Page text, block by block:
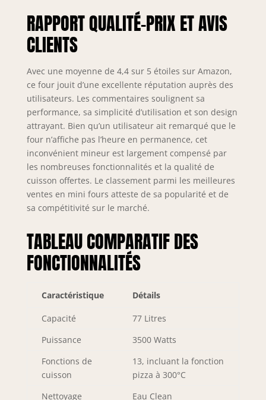
RAPPORT QUALITÉ-PRIX ET AVIS
CLIENTS
Avec une moyenne de 4,4 sur 5 étoiles sur Amazon,
ce four jouit d’une excellente réputation auprès des
utilisateurs. Les commentaires soulignent sa
performance, sa simplicité d’utilisation et son design
attrayant. Bien qu’un utilisateur ait remarqué que le
four n’affiche pas l’heure en permanence, cet
inconvénient mineur est largement compensé par
les nombreuses fonctionnalités et la qualité de
cuisson offertes. Le classement parmi les meilleures
ventes en mini fours atteste de sa popularité et de
sa compétitivité sur le marché.
TABLEAU COMPARATIF DES
FONCTIONNALITÉS
Caractéristique Détails
Capacité
77 Litres
Puissance
3500 Watts
Fonctions de
cuisson
13, incluant la fonction
pizza à 300°C
Nettoyage
Eau Clean